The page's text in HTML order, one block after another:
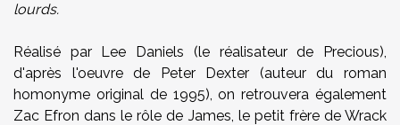
lourds.
Réalisé par Lee Daniels (le réalisateur de Precious),
d'après l'oeuvre de Peter Dexter (auteur du roman
homonyme original de 1995), on retrouvera également
Zac Efron dans le rôle de James, le petit frère de Wrack